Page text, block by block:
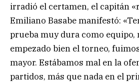
irradió el certamen, el capitán
Emiliano Basabe manifestó:
prueba muy dura como equipo,
empezado bien el torneo,
mayor. Estábamos mal en la
partidos, más que nada en el